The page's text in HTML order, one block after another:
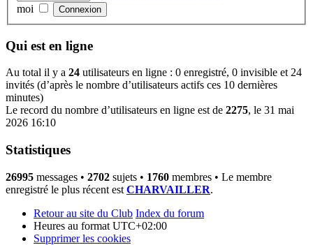
moi
Qui est en ligne
Au total il y a 24 utilisateurs en ligne : 0 enregistré, 0 invisible et 24
invités (d’après le nombre d’utilisateurs actifs ces 10 dernières
minutes)
Le record du nombre d’utilisateurs en ligne est de 2275, le 31 mai
2026 16:10
Statistiques
26995 messages • 2702 sujets • 1760 membres • Le membre
enregistré le plus récent est CHARVAILLER.
Retour au site du Club Index du forum
Heures au format UTC+02:00
Supprimer les cookies